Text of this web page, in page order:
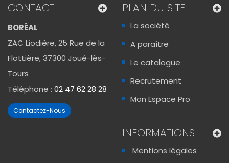
CONTACT
BORÉAL
ZAC Liodière, 25 Rue de la
Flottière, 37300 Joué-lès-
Tours
Téléphone : 02 47 62 28 28
Contactez-Nous
PLAN DU SITE
La société
A paraître
Le catalogue
Recrutement
Mon Espace Pro
INFORMATIONS
Mentions légales